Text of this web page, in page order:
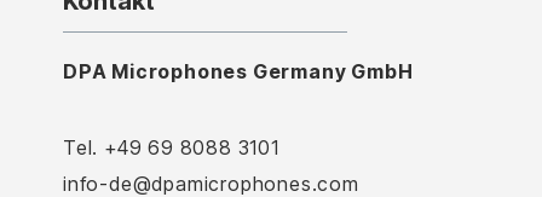
DPA Microphones Germany GmbH
Tel. +49 69 8088 3101
info-de@dpamicrophones.com